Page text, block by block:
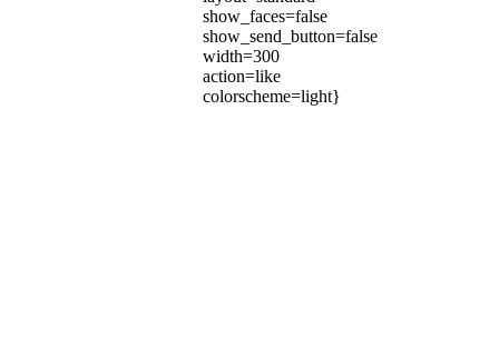
show_faces=false
show_send_button=false
width=300
action=like
colorscheme=light}